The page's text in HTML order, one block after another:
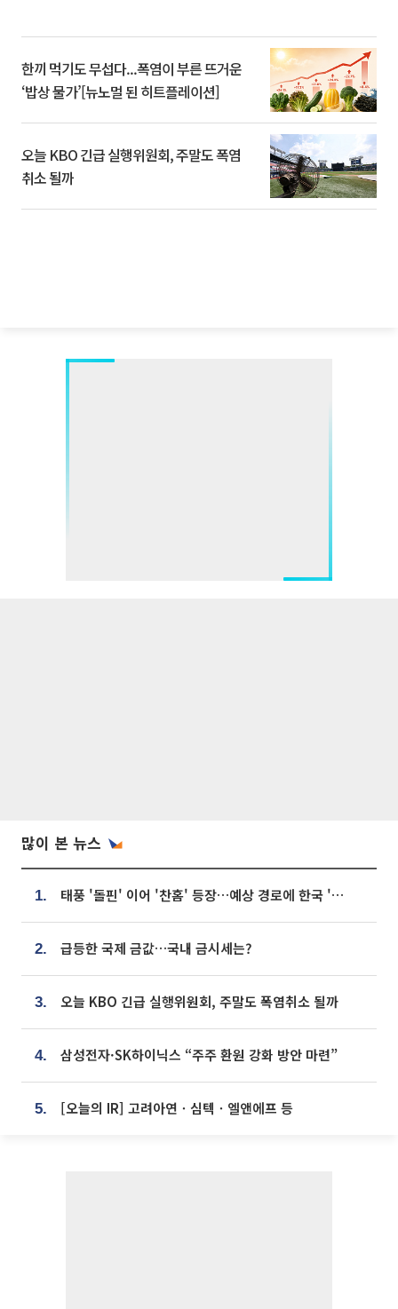
한끼 먹기도 무섭다...폭염이 부른 뜨거운
‘밥상 물가’[뉴노멀 된 히트플레이션]
오늘 KBO 긴급 실행위원회, 주말도 폭염
취소 될까
많이 본 뉴스
1. 태풍 '돌핀' 이어 '찬홈' 등장…예상 경로에 한국 '한숨'
2. 급등한 국제 금값…국내 금시세는?
3. 오늘 KBO 긴급 실행위원회, 주말도 폭염취소 될까
4. 삼성전자·SK하이닉스 “주주 환원 강화 방안 마련”
5. [오늘의 IR] 고려아연ㆍ심텍ㆍ엘앤에프 등